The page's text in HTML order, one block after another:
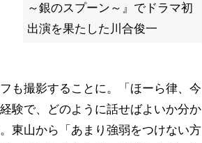
～銀のスプーン～』でドラマ初
出演を果たした川合俊一
も撮影することに。「ほーら律、今
験で、どのように話せばよいか分か
東山から「あまり強弱をつけない方